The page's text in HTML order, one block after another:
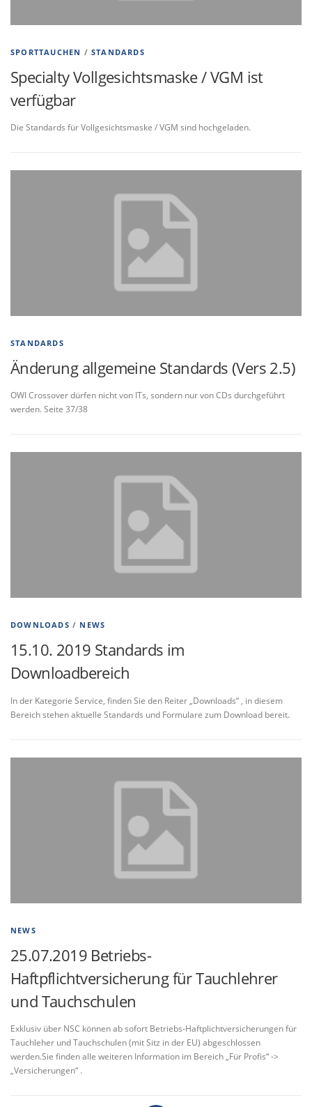
SPORTTAUCHEN /STANDARDS
Specialty Vollgesichtsmaske / VGM ist
verfügbar
Die Standards für Vollgesichtsmaske / VGM sind hochgeladen.
STANDARDS
Änderung allgemeine Standards (Vers 2.5)
OWI Crossover dürfen nicht von ITs, sondern nur von CDs durchgeführt
werden. Seite 37/38
DOWNLOADS / NEWS
15.10. 2019 Standards im
Downloadbereich
In der Kategorie Service, finden Sie den Reiter „Downloads“ , in diesem
Bereich stehen aktuelle Standards und Formulare zum Download bereit.
NEWS
25.07.2019 Betriebs-
Haftpflichtversicherung für Tauchlehrer
und Tauchschulen
Exklusiv über NSC können ab sofort Betriebs-Haftplichtversicherungen für
Tauchleher und Tauchschulen (mit Sitz in der EU) abgeschlossen
werden.Sie finden alle weiteren Information im Bereich „Für Profis“ ->
„Versicherungen“ .